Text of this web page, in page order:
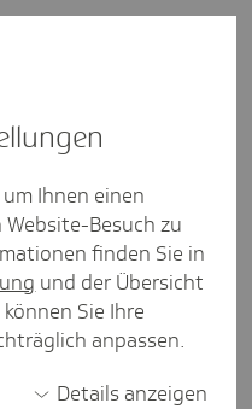
oftmals zu
Ihnen einen
Besuch zu
finden Sie in
und der Übersicht
Sie Ihre
anpassen.
Details anzeigen